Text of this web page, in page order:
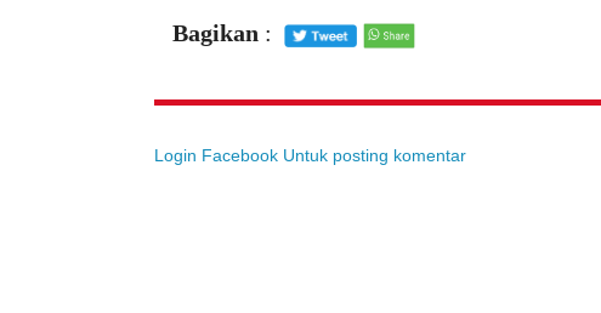
Bagikan :
Login Facebook Untuk posting komentar